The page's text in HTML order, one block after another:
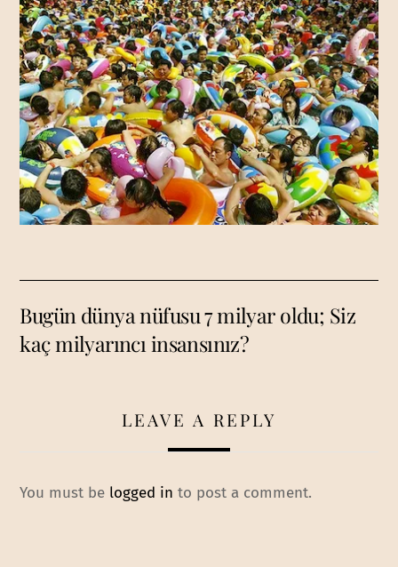
Bugün dünya nüfusu 7 milyar oldu; Siz
kaç milyarıncı insansınız?
LEAVE A REPLY
You must be logged in to post a comment.